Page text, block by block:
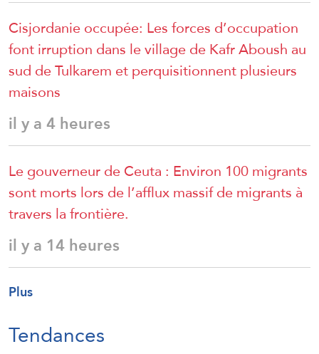
Cisjordanie occupée: Les forces d’occupation
font irruption dans le village de Kafr Aboush au
sud de Tulkarem et perquisitionnent plusieurs
maisons
il y a 4 heures
Le gouverneur de Ceuta : Environ 100 migrants
sont morts lors de l’afflux massif de migrants à
travers la frontière.
il y a 14 heures
Plus
Tendances